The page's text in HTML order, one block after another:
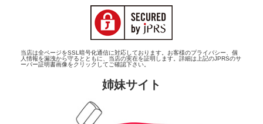
当店は全ページをSSL暗号化通信に対応しております。お客様のプライバシー、個
人情報を漏洩から守るとともに、当店の実在を証明します。詳細は上記のJPRSのサ
ーバー証明書画像をクリックしてご確認下さい。
姉妹サイト